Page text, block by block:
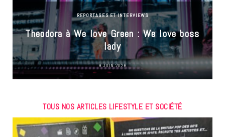
REPORTAGES ET INTERVIEWS
Theodora à We love Green : We love boss
lady
9 JUIN 2026
TOUS NOS ARTICLES LIFESTYLE ET SOCIÉTÉ